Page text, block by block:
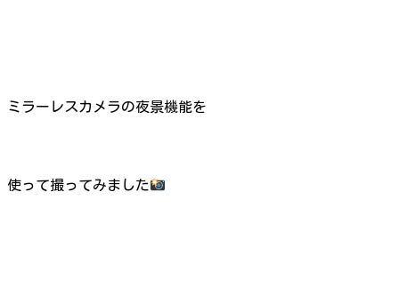
ミラーレスカメラの夜景機能を
使って撮ってみました